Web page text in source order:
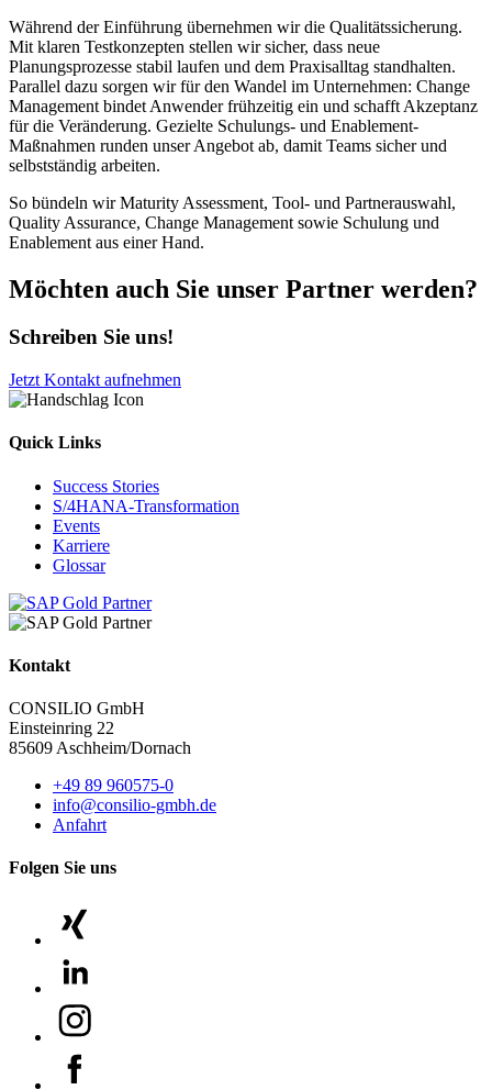
Während der Einführung übernehmen wir die Qualitätssicherung.
Mit klaren Testkonzepten stellen wir sicher, dass neue
Planungsprozesse stabil laufen und dem Praxisalltag standhalten.
Parallel dazu sorgen wir für den Wandel im Unternehmen: Change
Management bindet Anwender frühzeitig ein und schafft Akzeptanz
für die Veränderung. Gezielte Schulungs- und Enablement-
Maßnahmen runden unser Angebot ab, damit Teams sicher und
selbstständig arbeiten.
So bündeln wir Maturity Assessment, Tool- und Partnerauswahl,
Quality Assurance, Change Management sowie Schulung und
Enablement aus einer Hand.
Möchten auch Sie unser Partner werden?
Schreiben Sie uns!
Jetzt Kontakt aufnehmen
Quick Links
Success Stories
S/4HANA-Transformation
Events
Karriere
Glossar
Kontakt
CONSILIO GmbH
Einsteinring 22
85609 Aschheim/Dornach
+49 89 960575-0
info@consilio-gmbh.de
Anfahrt
Folgen Sie uns